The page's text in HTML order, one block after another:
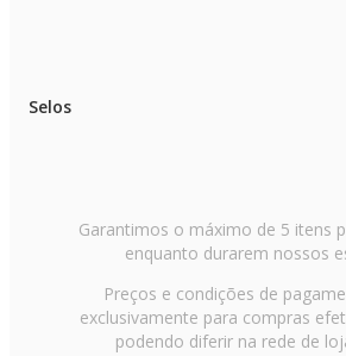
Selos
Garantimos o máximo de 5 itens
enquanto durarem nossos
Preços e condições de
exclusivamente para compras
podendo diferir na rede de